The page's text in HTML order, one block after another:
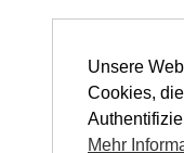
Unsere
Cookies,
Mehr